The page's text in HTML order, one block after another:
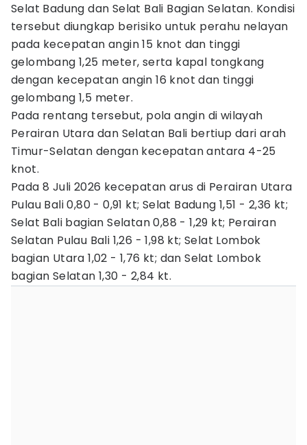
Selat Badung dan Selat Bali Bagian Selatan. Kondisi
tersebut diungkap berisiko untuk perahu nelayan
pada kecepatan angin 15 knot dan tinggi
gelombang 1,25 meter, serta kapal tongkang
dengan kecepatan angin 16 knot dan tinggi
gelombang 1,5 meter.
Pada rentang tersebut, pola angin di wilayah
Perairan Utara dan Selatan Bali bertiup dari arah
Timur-Selatan dengan kecepatan antara 4-25
knot.
Pada 8 Juli 2026 kecepatan arus di Perairan Utara
Pulau Bali 0,80 - 0,91 kt; Selat Badung 1,51 - 2,36 kt;
Selat Bali bagian Selatan 0,88 - 1,29 kt; Perairan
Selatan Pulau Bali 1,26 - 1,98 kt; Selat Lombok
bagian Utara 1,02 - 1,76 kt; dan Selat Lombok
bagian Selatan 1,30 - 2,84 kt.